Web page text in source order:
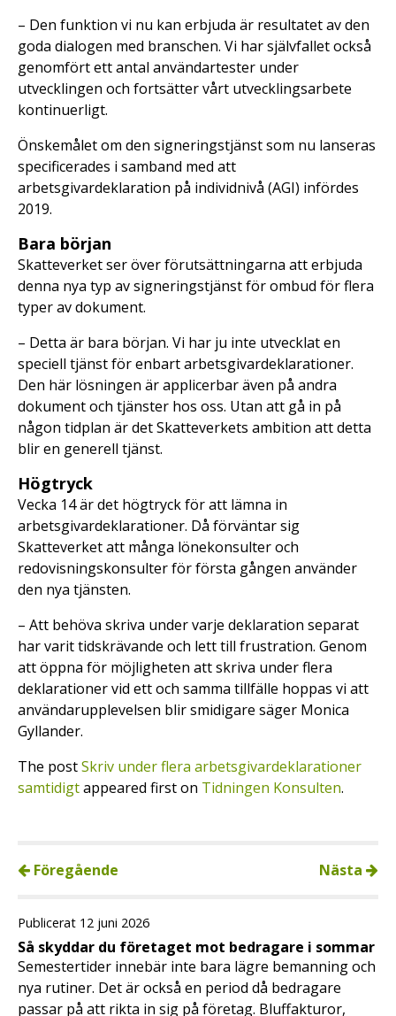
– Den funktion vi nu kan erbjuda är resultatet av den
goda dialogen med branschen. Vi har självfallet också
genomfört ett antal användartester under
utvecklingen och fortsätter vårt utvecklingsarbete
kontinuerligt.
Önskemålet om den signeringstjänst som nu lanseras
specificerades i samband med att
arbetsgivardeklaration på individnivå (AGI) infördes
2019.
Bara början
Skatteverket ser över förutsättningarna att erbjuda
denna nya typ av signeringstjänst för ombud för flera
typer av dokument.
– Detta är bara början. Vi har ju inte utvecklat en
speciell tjänst för enbart arbetsgivardeklarationer.
Den här lösningen är applicerbar även på andra
dokument och tjänster hos oss. Utan att gå in på
någon tidplan är det Skatteverkets ambition att detta
blir en generell tjänst.
Högtryck
Vecka 14 är det högtryck för att lämna in
arbetsgivardeklarationer. Då förväntar sig
Skatteverket att många lönekonsulter och
redovisningskonsulter för första gången använder
den nya tjänsten.
– Att behöva skriva under varje deklaration separat
har varit tidskrävande och lett till frustration. Genom
att öppna för möjligheten att skriva under flera
deklarationer vid ett och samma tillfälle hoppas vi att
användarupplevelsen blir smidigare säger Monica
Gyllander.
The postSkriv under flera arbetsgivardeklarationer
samtidigtappeared first on Tidningen Konsulten.
Föregående Nästa
Publicerat 12 juni 2026
Så skyddar du företaget mot bedragare i sommar
Semestertider innebär inte bara lägre bemanning och
nya rutiner. Det är också en period då bedragare
passar på att rikta in sig på företag. Bluffakturor,